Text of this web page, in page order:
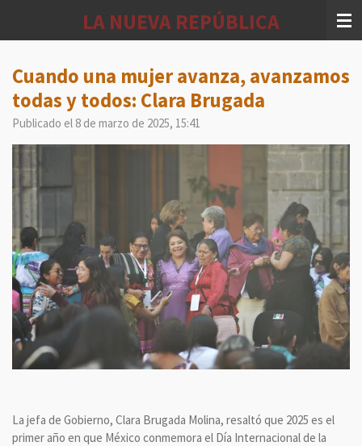
principal
LA NUEVA REPÚBLICA
Cuando una mujer avanza, avanzamos
todas y todos: Clara Brugada
Publicado el 8 de marzo de 2025, 15:41
La jefa de Gobierno, Clara Brugada Molina, resaltó que 2025 es el
primer año en que México conmemora el Día Internacional de la